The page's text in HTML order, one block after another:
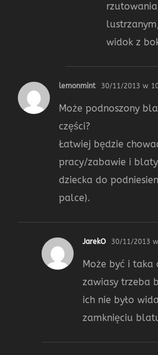
widok z
lemonmint 30/11/2013 w
Może podnoszony
części?
Łatwiej będzie
pracy/zabawie i
dziecka do
palce).
JarekO 30/11/2013
Może być i taka
zawiasy trzeba
ich nie było
zamknięciu